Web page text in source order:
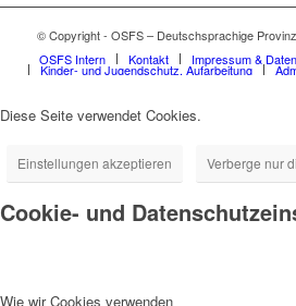
© Copyright - OSFS – Deutschsprachige Provinz
OSFS Intern
Kontakt Impressum &
Kinder- und Jugendschutz, Aufarbeitung
Diese Seite verwendet Cookies.
Einstellungen akzeptieren Verberge nur
Cookie- und
Wie wir Cookies verwenden